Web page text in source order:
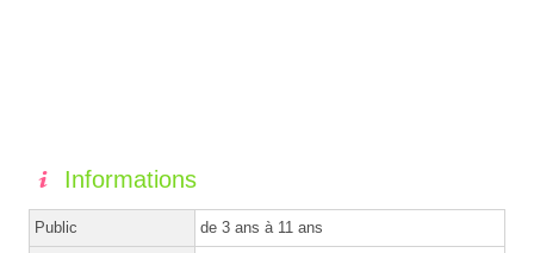
Informations
Public de 3 ans à 11 ans